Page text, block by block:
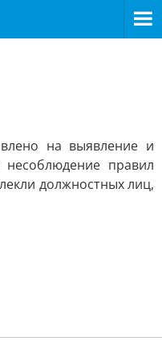
на выявление и
правил
должностных лиц,